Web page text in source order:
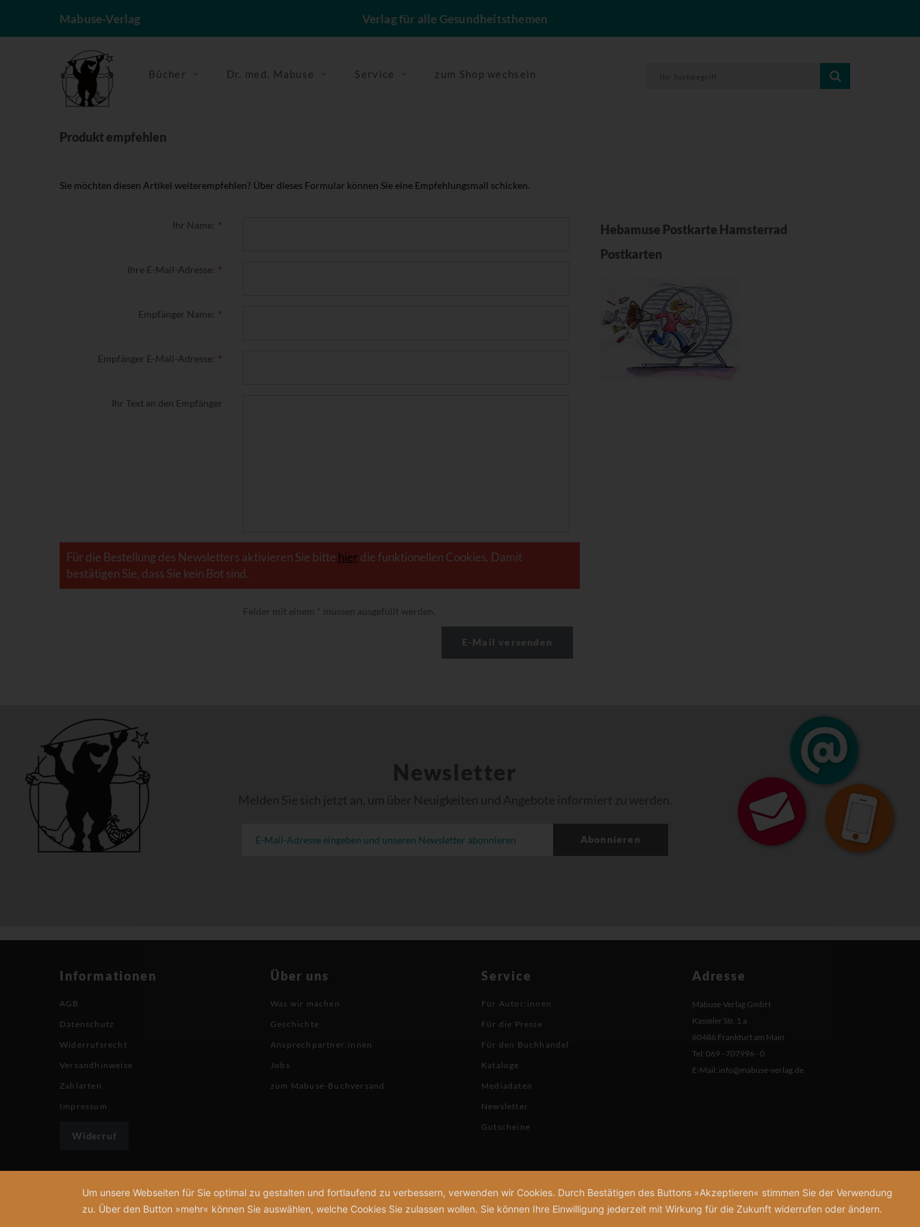
Mabuse-Verlag Verlag für alle Gesundheitsthemen
Bücher Dr. med. Mabuse Service zum Shop wechseln
Produkt empfehlen
Sie möchten diesen Artikel weiterempfehlen? Über dieses Formular können Sie eine Empfehlungsmail schicken.
Ihr Name:
Ihre E-Mail-Adresse:
Empfänger Name:
Empfänger E-Mail-Adresse:
Ihr Text an den Empfänger
Für die Bestellung des Newsletters aktivieren Sie bitte hier die funktionellen Cookies. Damit
bestätigen Sie, dass Sie kein Bot sind.
Felder mit einem müssen ausgefüllt werden.
Hebamuse Postkarte Hamsterrad
Postkarten
Newsletter
Melden Sie sich jetzt an, um über Neuigkeiten und Angebote informiert zu werden.
Abonnieren
Informationen
AGB
Datenschutz
Widerrufsrecht
Versandhinweise
Zahlarten
Impressum
Widerruf
Über uns
Was wir machen
Geschichte
Ansprechpartner:innen
Jobs
zum Mabuse-Buchversand
Service
Für Autor:innen
Für die Presse
Für den Buchhandel
Kataloge
Mediadaten
Newsletter
Gutscheine
Adresse
Mabuse-Verlag GmbH
Kasseler Str. 1 a
60486 Frankfurt am Main
Tel: 069 - 707996 - 0
E-Mail: info@mabuse-verlag.de
Um unsere Webseiten für Sie optimal zu gestalten und fortlaufend zu verbessern, verwenden wir Cookies. Durch Bestätigen des Buttons »Akzeptieren« stimmen Sie der Verwendung
zu. Über den Button »mehr« können Sie auswählen, welche Cookies Sie zulassen wollen. Sie können Ihre Einwilligung jederzeit mit Wirkung für die Zukunft widerrufen oder ändern.